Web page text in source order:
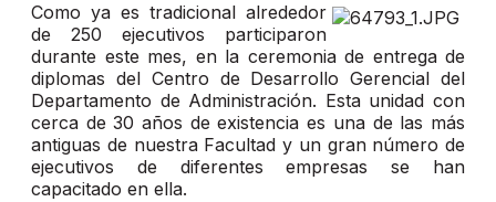
Como ya es tradicional alrededor
de 250 ejecutivos participaron
durante este mes, en la ceremonia de entrega de
diplomas del Centro de Desarrollo Gerencial del
Departamento de Administración. Esta unidad con
cerca de 30 años de existencia es una de las más
antiguas de nuestra Facultad y un gran número de
ejecutivos de diferentes empresas se han
capacitado en ella.